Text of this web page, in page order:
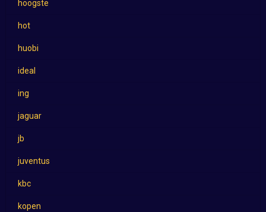
hoogste
hot
huobi
ideal
ing
jaguar
jb
juventus
kbc
kopen